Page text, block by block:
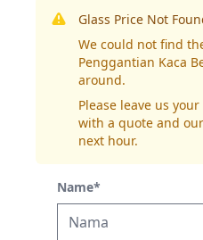
Glass Price Not
We could not find
Penggantian Kaca
around.
Please leave us
with a quote and
next hour.
Name*